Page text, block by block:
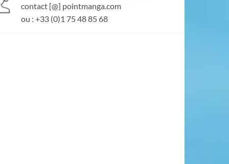
contact [@] pointmanga.com
ou : +33 (0)1 75 48 85 68